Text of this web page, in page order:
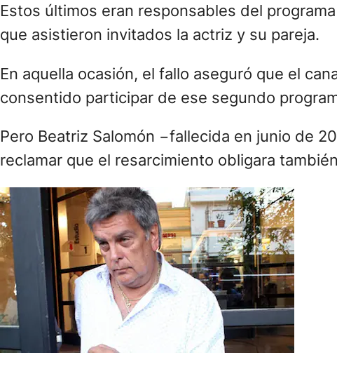
Estos últimos eran responsables del
que asistieron invitados la actriz y su pareja.
En aquella ocasión, el fallo aseguró que el
consentido participar de ese segundo
Pero Beatriz Salomón −fallecida en junio de
reclamar que el resarcimiento obligara